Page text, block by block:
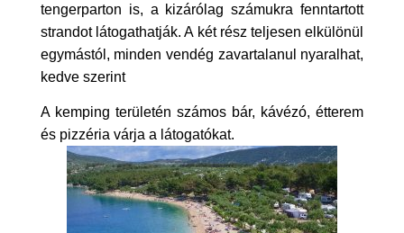
tengerparton is, a kizárólag számukra fenntartott
strandot látogathatják. A két rész teljesen elkülönül
egymástól, minden vendég zavartalanul nyaralhat,
kedve szerint
A kemping területén számos bár, kávézó, étterem
és pizzéria várja a látogatókat.